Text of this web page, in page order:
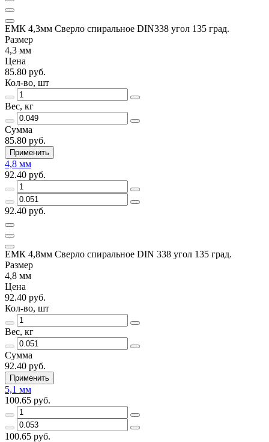
ЕМК 4,3мм Сверло спиральное DIN338 угол 135 град.
Размер
4,3 мм
Цена
85.80 руб.
Кол-во, шт
Вес, кг
Сумма
85.80 руб.
Применить
4,8 мм
92.40 руб.
92.40 руб.
ЕМК 4,8мм Сверло спиральное DIN 338 угол 135 град.
Размер
4,8 мм
Цена
92.40 руб.
Кол-во, шт
Вес, кг
Сумма
92.40 руб.
Применить
5,1 мм
100.65 руб.
100.65 руб.